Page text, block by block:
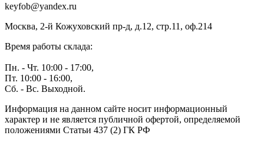
keyfob@yandex.ru
Москва, 2-й Кожуховский пр-д, д.12, стр.11, оф.214
Время работы склада:
Пн. - Чт. 10:00 - 17:00,
Пт. 10:00 - 16:00,
Сб. - Вс. Выходной.
Информация на данном сайте носит информационный
характер и не является публичной офертой, определяемой
положениями Статьи 437 (2) ГК РФ